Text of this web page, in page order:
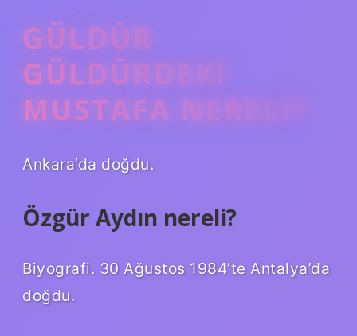
GÜLDÜR
GÜLDÜRDEKI
MUSTAFA NERELI?
Ankara’da doğdu.
Özgür Aydın nereli?
Biyografi. 30 Ağustos 1984’te Antalya’da
doğdu.